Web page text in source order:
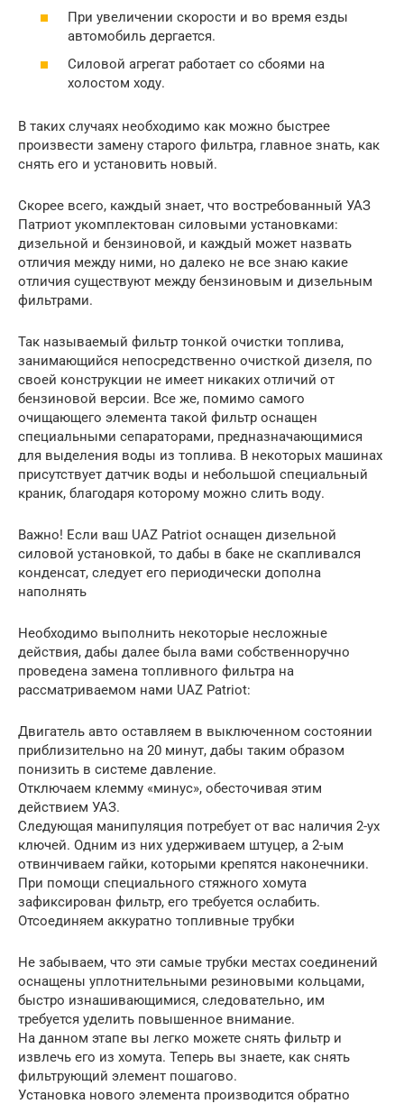
При увеличении скорости и во время езды
автомобиль дергается.
Силовой агрегат работает со сбоями на
холостом ходу.
В таких случаях необходимо как можно быстрее
произвести замену старого фильтра, главное знать, как
снять его и установить новый.
Скорее всего, каждый знает, что востребованный УАЗ
Патриот укомплектован силовыми установками:
дизельной и бензиновой, и каждый может назвать
отличия между ними, но далеко не все знаю какие
отличия существуют между бензиновым и дизельным
фильтрами.
Так называемый фильтр тонкой очистки топлива,
занимающийся непосредственно очисткой дизеля, по
своей конструкции не имеет никаких отличий от
бензиновой версии. Все же, помимо самого
очищающего элемента такой фильтр оснащен
специальными сепараторами, предназначающимися
для выделения воды из топлива. В некоторых машинах
присутствует датчик воды и небольшой специальный
краник, благодаря которому можно слить воду.
Важно! Если ваш UAZ Patriot оснащен дизельной
силовой установкой, то дабы в баке не скапливался
конденсат, следует его периодически дополна
наполнять
Необходимо выполнить некоторые несложные
действия, дабы далее была вами собственноручно
проведена замена топливного фильтра на
рассматриваемом нами UAZ Patriot:
Двигатель авто оставляем в выключенном состоянии
приблизительно на 20 минут, дабы таким образом
понизить в системе давление.
Отключаем клемму «минус», обесточивая этим
действием УАЗ.
Следующая манипуляция потребует от вас наличия 2-ух
ключей. Одним из них удерживаем штуцер, а 2-ым
отвинчиваем гайки, которыми крепятся наконечники.
При помощи специального стяжного хомута
зафиксирован фильтр, его требуется ослабить.
Отсоединяем аккуратно топливные трубки
Не забываем, что эти самые трубки местах соединений
оснащены уплотнительными резиновыми кольцами,
быстро изнашивающимися, следовательно, им
требуется уделить повышенное внимание.
На данном этапе вы легко можете снять фильтр и
извлечь его из хомута. Теперь вы знаете, как снять
фильтрующий элемент пошагово.
Установка нового элемента производится обратно